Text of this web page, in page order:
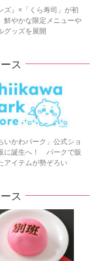
ズ』×「くら寿司」が初
やかな限定メニューや
グッズを展開
ス
いかわパーク」公式ショ
に誕生へ！ パークで販
アイテムが勢ぞろい
ス